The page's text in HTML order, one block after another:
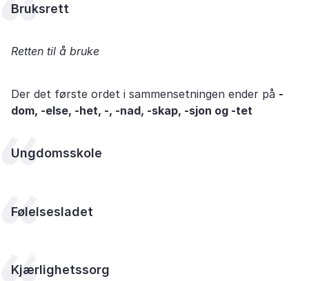
Bruksrett
Retten til å bruke
Der det første ordet i sammensetningen ender på -
dom, -else, -het, -, -nad, -skap, -sjon og -tet
Ungdomsskole
Følelsesladet
Kjærlighetssorg